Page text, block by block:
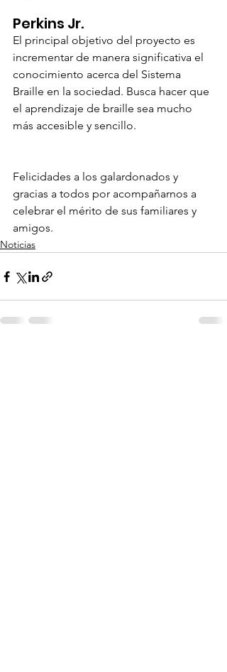
Perkins Jr.
El principal objetivo del proyecto es
incrementar de manera significativa el
conocimiento acerca del Sistema
Braille en la sociedad. Busca hacer que
el aprendizaje de braille sea mucho
más accesible y sencillo.
Felicidades a los galardonados y
gracias a todos por acompañarnos a
celebrar el mérito de sus familiares y
amigos.
Noticias